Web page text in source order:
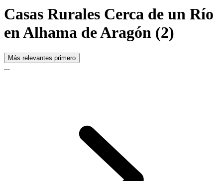
Casas Rurales Cerca de un Río
en Alhama de Aragón (2)
Más relevantes primero
...